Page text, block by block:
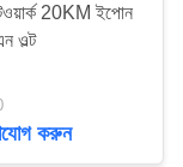
20KM ইপোন
ওল্ট
করুন